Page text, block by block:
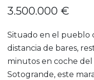
3.500.000 €
Situado en el pueblo
distancia de bares,
minutos en coche
Sotogrande, este